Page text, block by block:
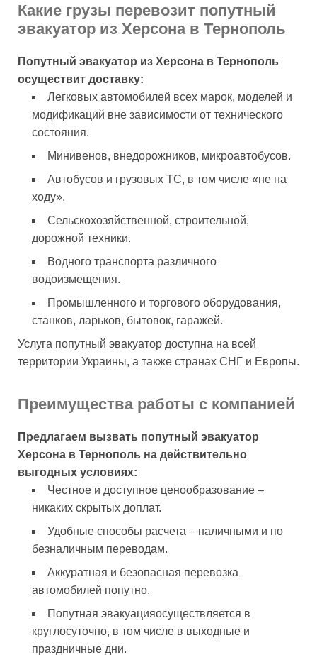
Какие грузы перевозит попутный
эвакуатор из Херсона в Тернополь
Попутный эвакуатор из Херсона в Тернополь
осуществит доставку:
Легковых автомобилей всех марок, моделей и
модификаций вне зависимости от технического
состояния.
Минивенов, внедорожников, микроавтобусов.
Автобусов и грузовых ТС, в том числе «не на
ходу».
Сельскохозяйственной, строительной,
дорожной техники.
Водного транспорта различного
водоизмещения.
Промышленного и торгового оборудования,
станков, ларьков, бытовок, гаражей.
Услуга попутный эвакуатор доступна на всей
территории Украины, а также странах СНГ и Европы.
Преимущества работы с компанией
Предлагаем вызвать попутный эвакуатор
Херсона в Тернополь на действительно
выгодных условиях:
Честное и доступное ценообразование –
никаких скрытых доплат.
Удобные способы расчета – наличными и по
безналичным переводам.
Аккуратная и безопасная перевозка
автомобилей попутно.
Попутная эвакуацияосуществляется в
круглосуточно, в том числе в выходные и
праздничные дни.